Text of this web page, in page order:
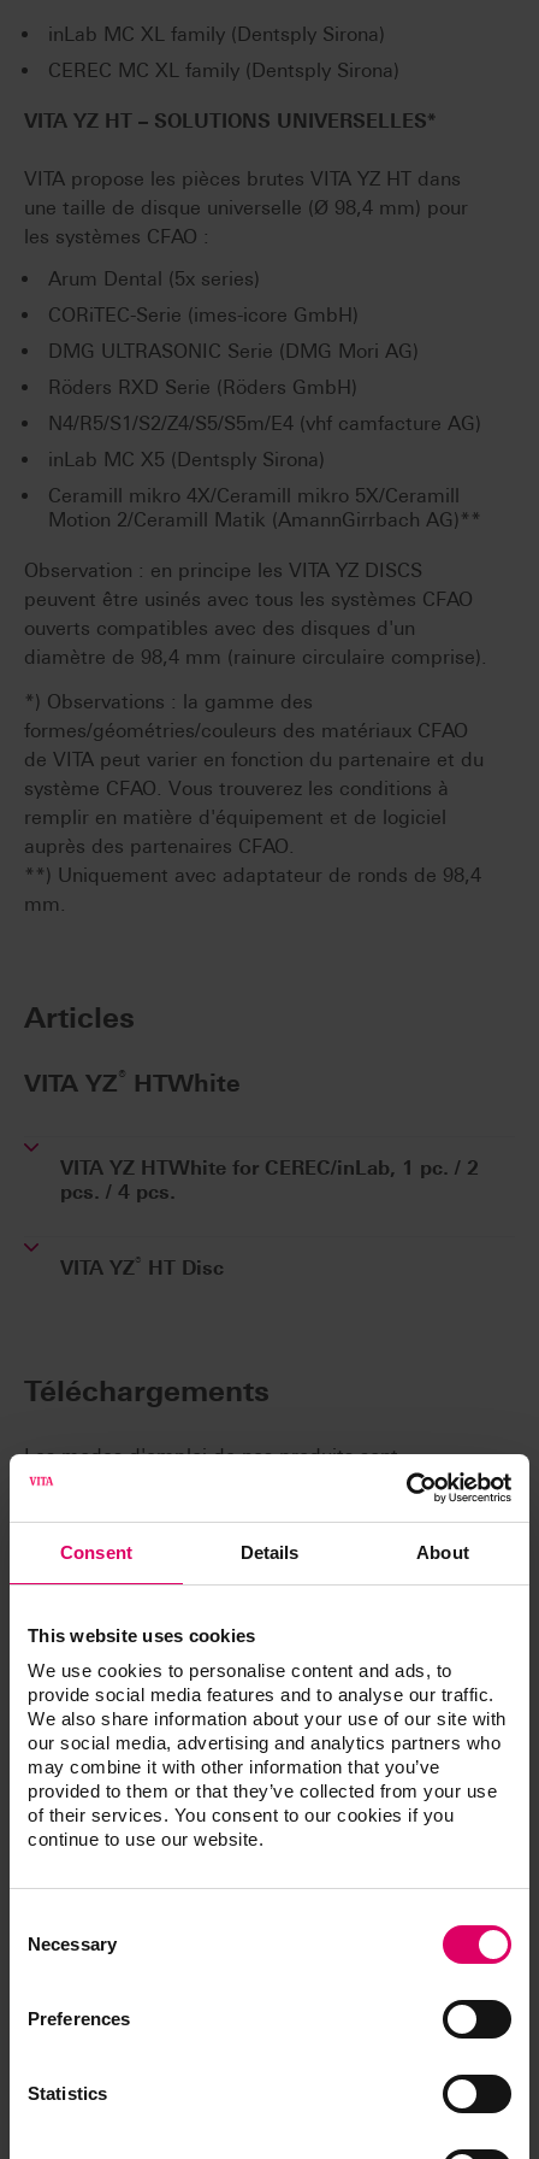
Consent Details About
This website uses cookies
We use cookies to personalise content and ads, to
provide social media features and to analyse our traffic.
We also share information about your use of our site with
our social media, advertising and analytics partners who
may combine it with other information that you’ve
provided to them or that they’ve collected from your use
of their services. You consent to our cookies if you
continue to use our website.
Selection
Necessary
Preferences
Statistics
inLab MC XL family (Dentsply Sirona)
CEREC MC XL family (Dentsply Sirona)
VITA YZ HT – SOLUTIONS UNIVERSELLES*
VITA propose les pièces brutes VITA YZ HT dans
une taille de disque universelle (Ø 98,4 mm) pour
les systèmes CFAO :
Arum Dental (5x series)
CORiTEC-Serie (imes-icore GmbH)
DMG ULTRASONIC Serie (DMG Mori AG)
Röders RXD Serie (Röders GmbH)
N4/R5/S1/S2/Z4/S5/S5m/E4 (vhf camfacture AG)
inLab MC X5 (Dentsply Sirona)
Ceramill mikro 4X/Ceramill mikro 5X/Ceramill
Motion 2/Ceramill Matik (AmannGirrbach AG)**
Observation : en principe les VITA YZ DISCS
peuvent être usinés avec tous les systèmes CFAO
ouverts compatibles avec des disques d'un
diamètre de 98,4 mm (rainure circulaire comprise).
*) Observations : la gamme des
formes/géométries/couleurs des matériaux CFAO
de VITA peut varier en fonction du partenaire et du
système CFAO. Vous trouverez les conditions à
remplir en matière d'équipement et de logiciel
auprès des partenaires CFAO.
**) Uniquement avec adaptateur de ronds de 98,4
mm.
Articles
VITA YZ® HTWhite
VITA YZ HTWhite for CEREC/inLab, 1 pc. / 2
pcs. / 4 pcs.
VITA YZ® HT Disc
Téléchargements
Les modes d'emploi de nos produits sont
disponibles exclusivement sur notre plateforme
Accéder aux modes d'emploi
Information produit
Recommandation de mise en œuvre
Paramètres de frittage
Formulaire de commande
Bibliothèques de matériaux CAD/CAM